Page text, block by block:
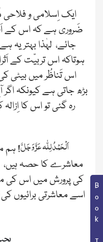
ایک اِسلامی و
ضَروری ہے کہ اس کے
جائے، لہٰذا بہتر یہ
ہوتاکہ اس تربیّت کے
اس تَناظُر میں بیٹی
بڑھ جاتی ہے کیونکہ
رہ گئی تو اس کا
اَلْحَمْدُ لِلّٰہعَزَّ وَجَلَّ! ہم
معاشرے کا حصہ ہیں،
کی پرورش میں اس کی
اسے معاشرتی برائیوں